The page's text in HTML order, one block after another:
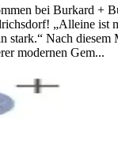
bei Burkard +
„Alleine ist
stark.“ Nach diesem
modernen Gem...